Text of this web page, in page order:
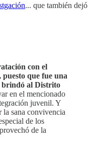
... que también dejó
con el
que fue una
brindó al Distrito
en el mencionado
juvenil. Y
sana convivencia
de los
de la